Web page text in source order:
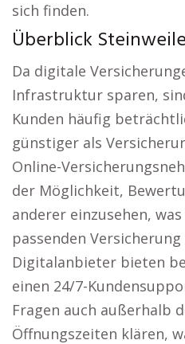
sich finden.
Überblick
Da digitale
Infrastruktur sparen,
Kunden häufig
günstiger als
Online-
der Möglichkeit,
anderer einzusehen,
passenden
Digitalanbieter bieten
einen 24/7-
Fragen auch außerhalb
Öffnungszeiten klären,